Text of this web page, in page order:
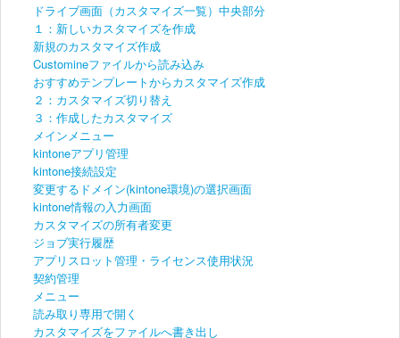
ドライブ画面（カスタマイズ一覧）中央部分
１：新しいカスタマイズを作成
新規のカスタマイズ作成
Customineファイルから読み込み
おすすめテンプレートからカスタマイズ作成
２：カスタマイズ切り替え
３：作成したカスタマイズ
メインメニュー
kintoneアプリ管理
kintone接続設定
変更するドメイン(kintone環境)の選択画面
kintone情報の入力画面
カスタマイズの所有者変更
ジョブ実行履歴
アプリスロット管理・ライセンス使用状況
契約管理
メニュー
読み取り専用で開く
カスタマイズをファイルへ書き出し